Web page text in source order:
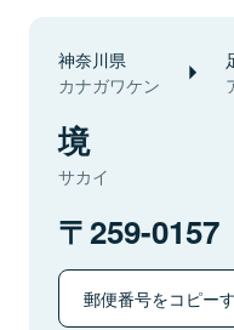
神奈川県
カナガワケン
境
サカイ
259-0157
郵便番号をコピー